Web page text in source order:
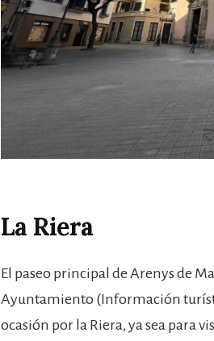
La Riera
El paseo principal de Arenys de
Ayuntamiento (Información
ocasión por la Riera, ya sea para